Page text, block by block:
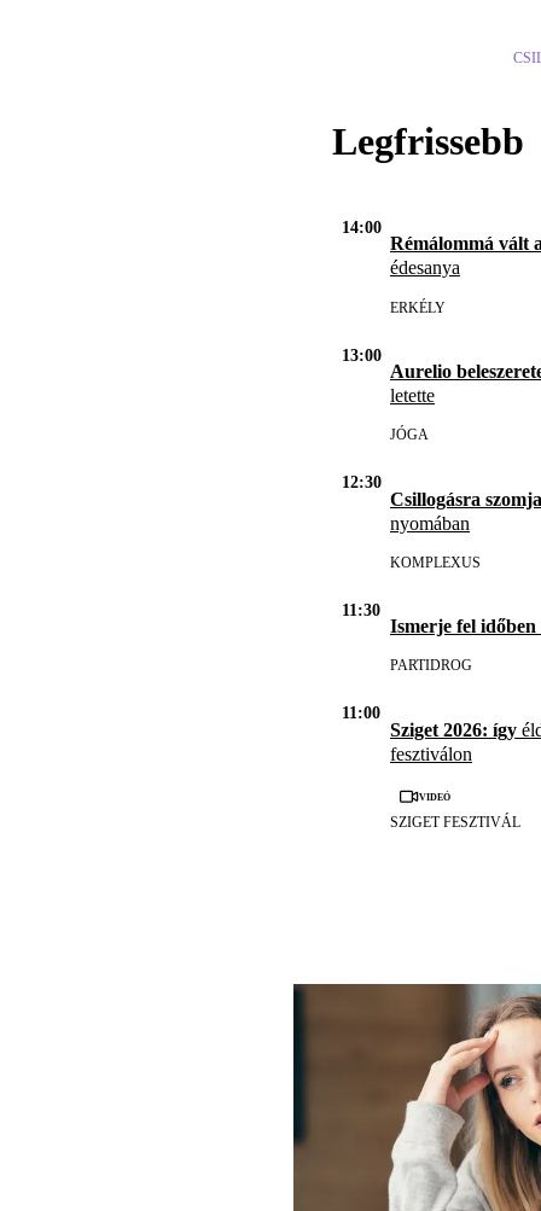
Legfrissebb
14:00
Rémálommá vált
édesanya
ERKÉLY
13:00
Aurelio
letette
JÓGA
12:30
Csillogásra
nyomában
KOMPLEXUS
11:30
Ismerje fel időben
PARTIDROG
11:00
Sziget 2026: így
fesztiválon
Videó
SZIGET FESZTIVÁL